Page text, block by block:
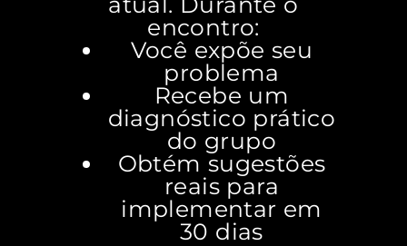
encontro:
Você expõe seu
problema
Recebe um
diagnóstico prático
do grupo
Obtém sugestões
reais para
implementar em
30 dias